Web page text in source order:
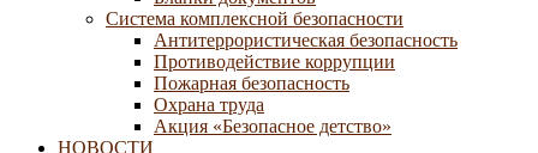
Система комплексной безопасности
Антитеррористическая безопасность
Противодействие коррупции
Пожарная безопасность
Охрана труда
Акция «Безопасное детство»
НОВОСТИ